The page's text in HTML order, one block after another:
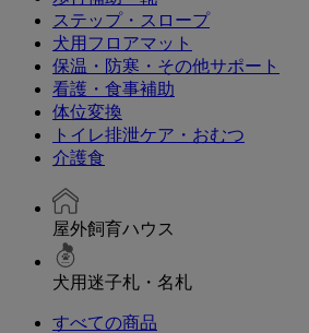
ステップ・スロープ
犬用フロアマット
保温・防寒・その他サポート
看護・食事補助
体位変換
トイレ排泄ケア・おむつ
介護食
屋外飼育ハウス
犬用迷子札・名札
すべての商品